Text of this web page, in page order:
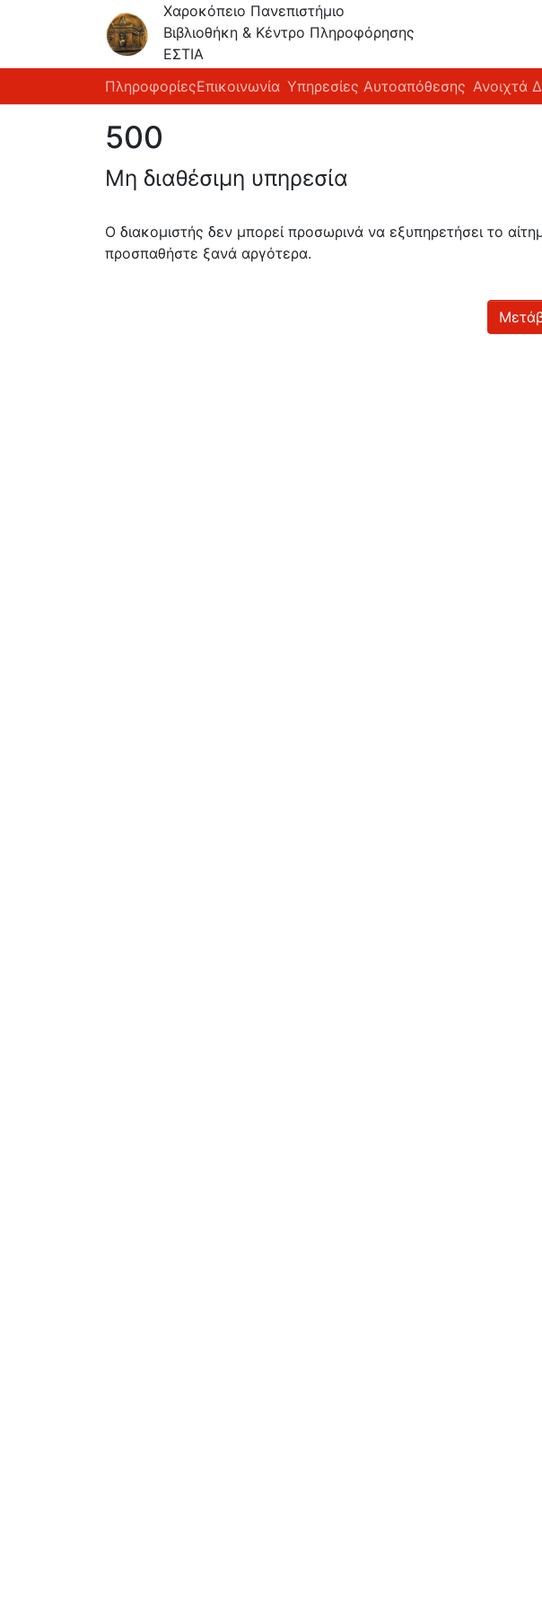
Χαροκόπειο Πανεπιστήμιο
Βιβλιοθήκη & Κέντρο Πληροφόρησης
ΕΣΤΙΑ
ΠληροφορίεςΕπικοινωνία Υπηρεσίες Αυτοαπόθεσης Ανοιχτά
500
Μη διαθέσιμη υπηρεσία
Ο διακομιστής δεν μπορεί προσωρινά να εξυπηρετήσει το
προσπαθήστε ξανά αργότερα.